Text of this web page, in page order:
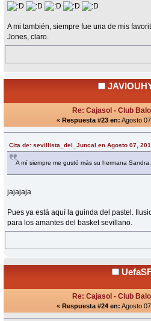
A mi también, siempre fue una de mis
Jones, claro.
Re: Cajasol - Club
« Respuesta #23 en: Agosto
Cita de: sevillista_del_Juncal en Agosto 07,
A mí siempre me gustó más su hermana
jajajaja
Pues ya está aquí la guinda del pastel.
para los amantes del basket sevillano.
Re: Cajasol - Club
« Respuesta #24 en: Agosto